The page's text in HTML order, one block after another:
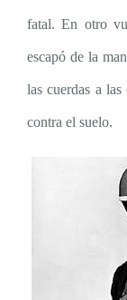
fatal. En otro
escapó de la
las cuerdas a las
contra el suelo.